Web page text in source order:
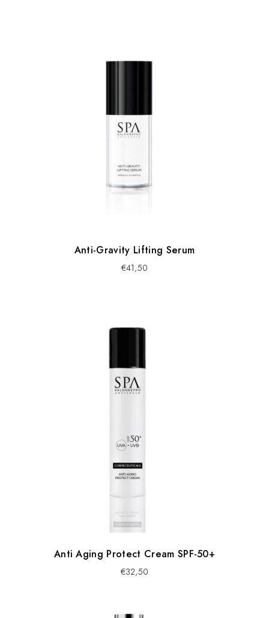
Anti-Gravity Lifting Serum
€41,50
Anti Aging Protect Cream SPF-50+
€32,50